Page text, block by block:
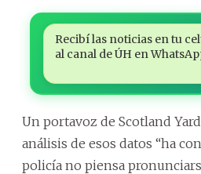
Recibí las noticias en tu
al canal de ÚH en
Un portavoz de Scotland
análisis de esos datos “ha
policía no piensa